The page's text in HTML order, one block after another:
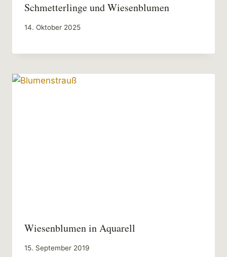
Schmetterlinge und Wiesenblumen
14. Oktober 2025
Wiesenblumen in Aquarell
15. September 2019